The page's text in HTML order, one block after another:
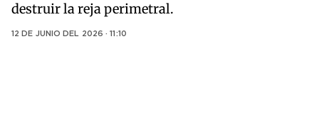
destruir la reja perimetral.
12 DE JUNIO DEL 2026 · 11:10